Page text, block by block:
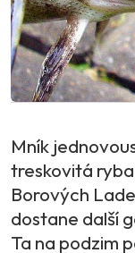
Mník
treskovitá
Borových
dostane další
Ta na podzim